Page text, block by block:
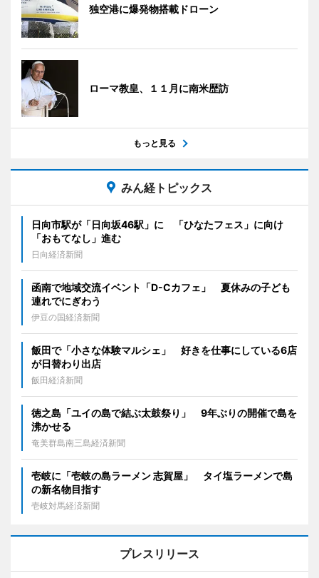
独空港に爆発物搭載ドローン
ローマ教皇、１１月に南米歴訪
もっと見る
みん経トピックス
日向市駅が「日向坂46駅」に 「ひなたフェス」に向け
「おもてなし」進む
日向経済新聞
函南で地域交流イベント「D-Cカフェ」 夏休みの子ども
連れでにぎわう
伊豆の国経済新聞
飯田で「小さな体験マルシェ」 好きを仕事にしている6店
が日替わり出店
飯田経済新聞
徳之島「ユイの島で結ぶ太鼓祭り」 9年ぶりの開催で島を
沸かせる
奄美群島南三島経済新聞
壱岐に「壱岐の島ラーメン 志賀屋」 タイ塩ラーメンで島
の新名物目指す
壱岐対馬経済新聞
プレスリリース